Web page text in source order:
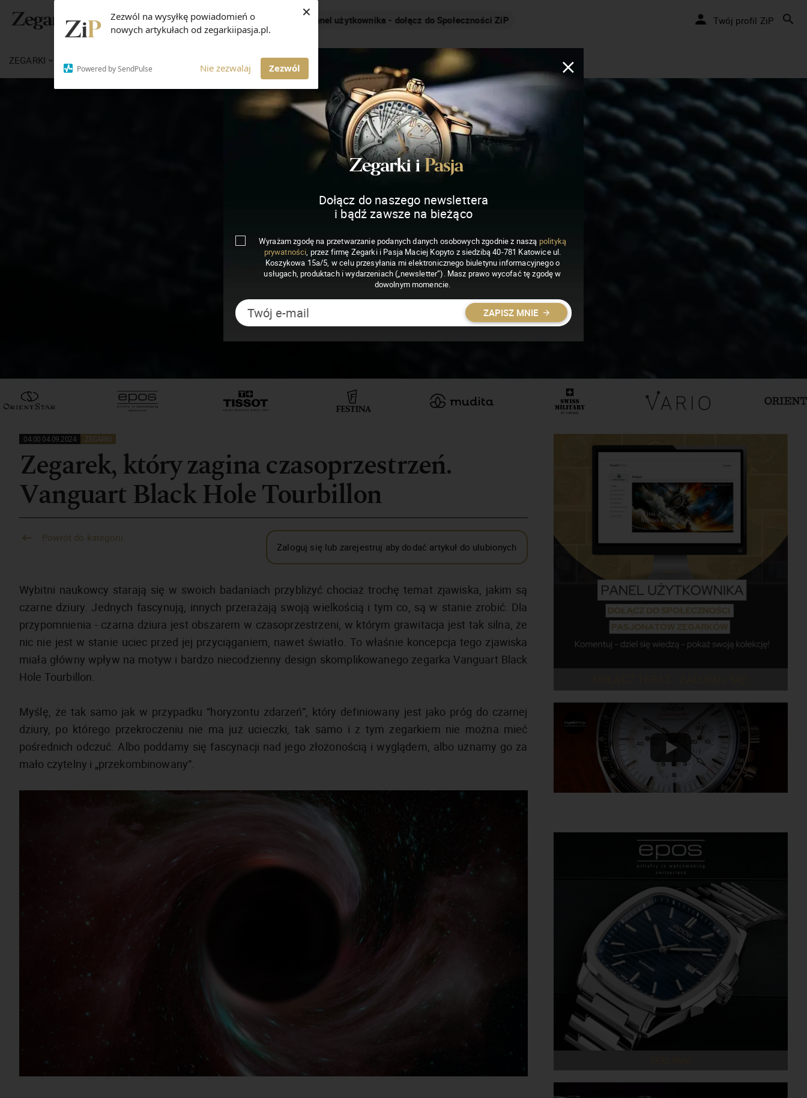
Zezwól na wysyłkę powiadomień o
nowych artykułach od zegarkiipasja.pl.
Powered by SendPulse Nie zezwalaj Zezwól
× Nakręcamy pozytywnie... cały czas! Twój profil ZiP
ZEGARKI MAGAZYN ZEGARKI I PASJA
04:00 04.09.2024 ZEGARKI
Zegarek, który zagina czasoprzestrzeń.
Vanguart Black Hole Tourbillon
Powrót do kategorii
Zaloguj się lub zarejestruj aby dodać artykuł do ulubionych
Wybitni naukowcy starają się w swoich badaniach przybliżyć chociaż trochę temat zjawiska, jakim są
czarne dziury. Jednych fascynują, innych przerażają swoją wielkością i tym co, są w stanie zrobić. Dla
przypomnienia - czarna dziura jest obszarem w czasoprzestrzeni, w którym grawitacja jest tak silna, że
nic nie jest w stanie uciec przed jej przyciąganiem, nawet światło. To właśnie koncepcja tego zjawiska
miała główny wpływ na motyw i bardzo niecodzienny design skomplikowanego zegarka Vanguart Black
Hole Tourbillon.
Myślę, że tak samo jak w przypadku “horyzontu zdarzeń”, który definiowany jest jako próg do czarnej
dziury, po którego przekroczeniu nie ma już ucieczki, tak samo i z tym zegarkiem nie można mieć
pośrednich odczuć. Albo poddamy się fascynacji nad jego złożonością i wyglądem, albo uznamy go za
mało czytelny i „przekombinowany”.
Dołącz do naszego newslettera
i bądź zawsze na bieżąco
Wyrażam zgodę na przetwarzanie podanych danych osobowych zgodnie z naszą polityką
prywatności, przez firmę Zegarki i Pasja Maciej Kopyto z siedzibą 40-781 Katowice ul.
Koszykowa 15a/5, w celu przesyłania mi elektronicznego biuletynu informacyjnego o
usługach, produktach i wydarzeniach („newsletter”). Masz prawo wycofać tę zgodę w
dowolnym momencie.
ZAPISZ MNIE